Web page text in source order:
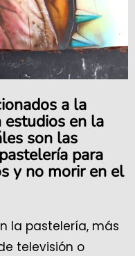
a la
estudios en la
son las
para
y no morir en el
la pastelería, más
televisión o